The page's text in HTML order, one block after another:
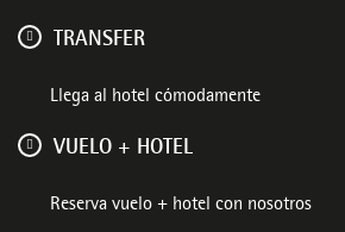
TRANSFER
Llega al hotel cómodamente
VUELO + HOTEL
Reserva vuelo + hotel con nosotros